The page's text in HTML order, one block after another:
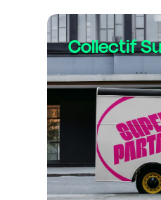
Collectif